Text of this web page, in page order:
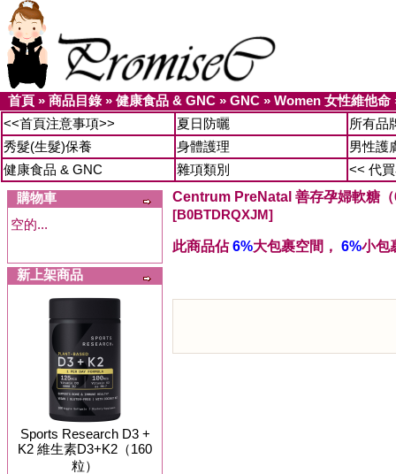
首頁 » 商品目錄» 健康食品 & GNC » GNC » Women 女性維他命
<<首頁注意事項>>
夏日防曬
所有品
秀髮(生髮)保養
身體護理
男性護
健康食品 & GNC
雜項類別
<< 代
購物車
空的...
新上架商品
Sports Research D3 +
K2 維生素D3+K2（160
粒）
Centrum PreNatal 善存孕婦軟糖
[B0BTDRQXJM]
此商品佔6%大包裹空間， 6%小包